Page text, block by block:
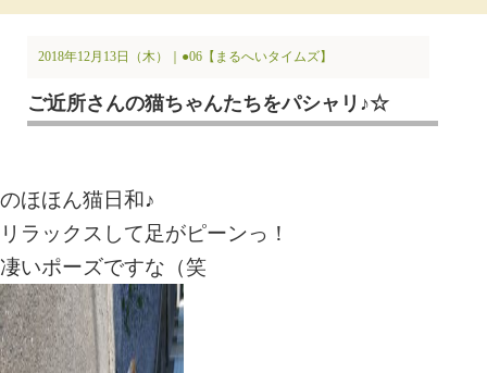
2018年12月13日（木）｜ ●06【まるへいタイムズ】
ご近所さんの猫ちゃんたちをパシャリ♪☆
のほほん猫日和♪
リラックスして足がピーンっ！
凄いポーズですな（笑